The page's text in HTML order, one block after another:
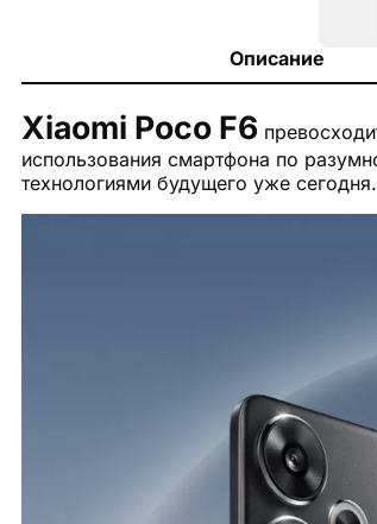
Описание
Xiaomi Poco F6
использования смартфона по
технологиями будущего уже сегодня.